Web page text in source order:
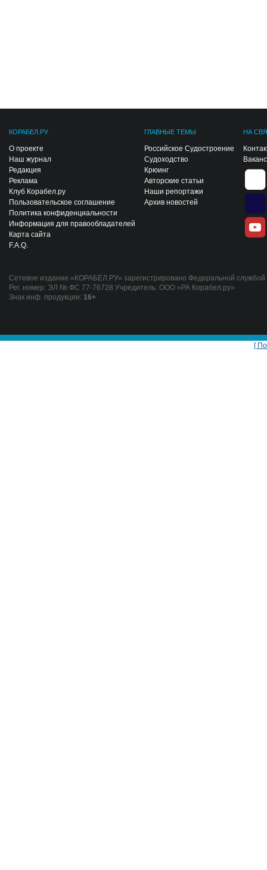
КОРАБЕЛ.РУ
О проекте
Наш журнал
Редакция
Реклама
Клуб Корабел.ру
Пользовательское соглашение
Политика конфиденциальности
Информация для правообладателей
Карта сайта
F.A.Q.
ГЛАВНЫЕ ТЕМЫ
Российское Судостроение
Судоходство
Крюинг
Авторские статьи
Наши репортажи
Архив новостей
НА
Сетевое издание «КОРАБЕЛ.РУ» зарегистрировано Федеральной
Рег. номер: ЭЛ № ФС 77-76728 Учредитель: ООО «РА Корабел.ру»
Знак инф. продукции: 16+
[